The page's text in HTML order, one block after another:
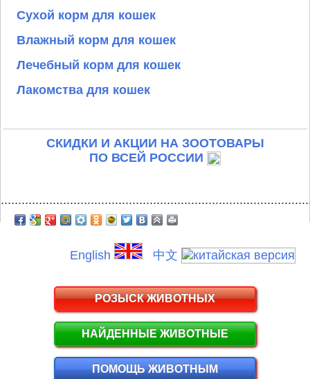
Сухой корм для кошек
Влажный корм для кошек
Лечебный корм для кошек
Лакомства для кошек
СКИДКИ И АКЦИИ НА ЗООТОВАРЫ
ПО ВСЕЙ РОССИИ
English 中文
РОЗЫСК ЖИВОТНЫХ
НАЙДЕННЫЕ ЖИВОТНЫЕ
ПОМОЩЬ ЖИВОТНЫМ